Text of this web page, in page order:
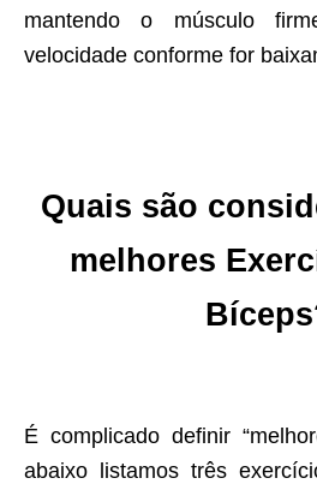
mantendo o músculo
velocidade conforme for
Quais são
melhores
É complicado definir
abaixo listamos três